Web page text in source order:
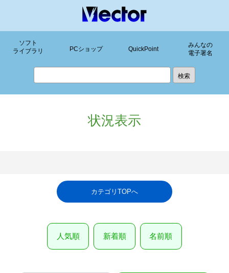
ソフト
ライブラリ
PCショップ QuickPoint
みんなの
電子署名
状況表示
カテゴリTOPへ
人気順 新着順 名前順